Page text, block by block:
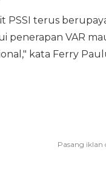
PSSI terus
penerapan VAR
kata Ferry